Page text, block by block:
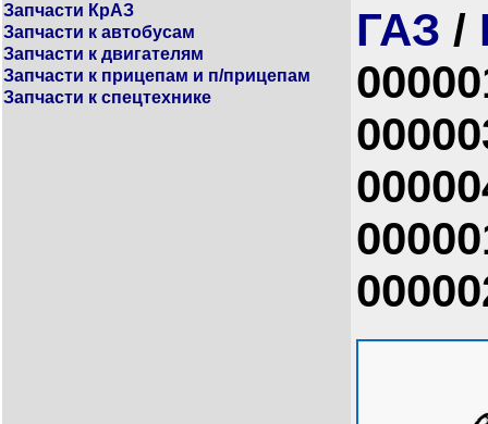
Запчасти КрАЗ
Запчасти к автобусам
Запчасти к двигателям
Запчасти к прицепам и п/прицепам
Запчасти к спецтехнике
ГАЗ /